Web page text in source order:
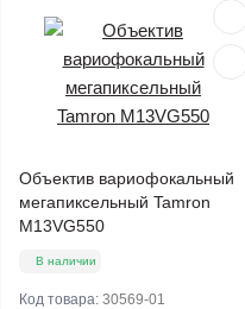
Объектив вариофокальный
мегапиксельный Tamron
M13VG550
В наличии
Код товара: 30569-01